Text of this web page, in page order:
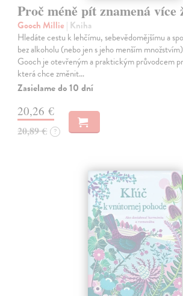
Proč méně pít znamená více
Gooch Millie | Kniha
Hledáte cestu k lehčímu, sebevědomějšímu a
bez alkoholu (nebo jen s jeho menším
Gooch je otevřeným a praktickým průvodcem
která chce změnit…
Zasielame do 10 dní
20,26 €
20,89 € ?